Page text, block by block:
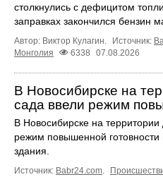
столкнулись с дефицитом
заправках закончился бензин
Автор: Виктор Кулагин. Источник:
Монголия
6338 07.08.2026
В Новосибирске на
сада ввели режим
В Новосибирске на
режим повышенной готовности
здания.
Источник: Babr24.com.